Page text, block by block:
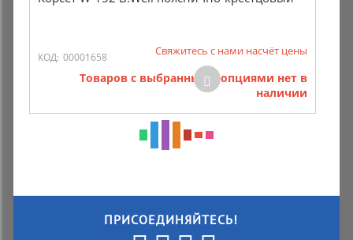
КОД: 00001658 Свяжитесь с нами насчёт цены
Товаров с выбранными опциями нет в
наличии
ПРИСОЕДИНЯЙТЕСЬ!